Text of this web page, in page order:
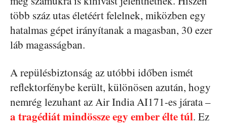
több száz utas életéért felelnek, miközben egy
hatalmas gépet irányítanak a magasban, 30 ezer
láb magasságban.
A repülésbiztonság az utóbbi időben ismét
reflektorfénybe került, különösen azután, hogy
nemrég lezuhant az Air India AI171-es járata –
a tragédiát mindössze egy ember élte túl. Ez